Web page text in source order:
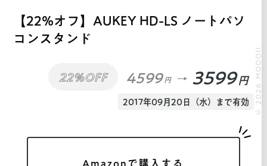
【22%オフ】AUKEY HD-LS ノートパソ
コンスタンド
22%OFF 4599 円 3599 円
2017年09月20日（水）まで有効
Amazonで購入する
© 2026 MOOOII.